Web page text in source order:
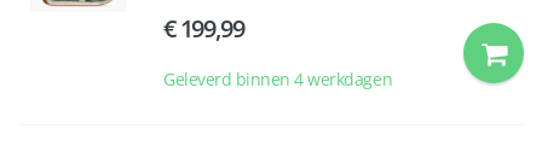
199,99
Geleverd binnen 4 werkdagen